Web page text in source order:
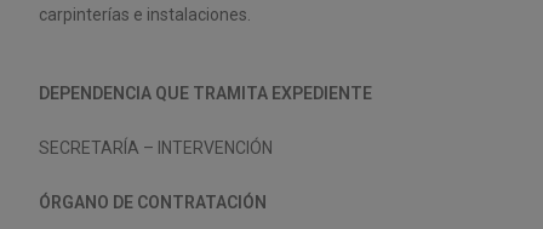
carpinterías e instalaciones.
DEPENDENCIA QUE TRAMITA EXPEDIENTE
SECRETARÍA – INTERVENCIÓN
ÓRGANO DE CONTRATACIÓN